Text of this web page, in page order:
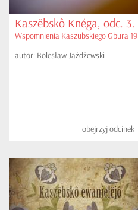
Kaszëbskô Knéga, odc. 3.
Wspomnienia Kaszubskiego Gbura 19
autor: Bolesław Jażdżewski
obejrzyj odcinek